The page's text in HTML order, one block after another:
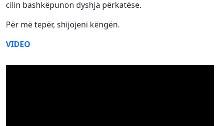
cilin bashkëpunon dyshja përkatëse.
Për më tepër, shijojeni këngën.
VIDEO